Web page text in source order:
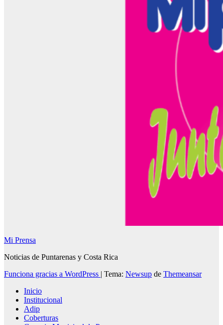
Mi Prensa
Noticias de Puntarenas y Costa Rica
Funciona gracias a WordPress | Tema: Newsup de Themeansar
Inicio
Institucional
Adip
Coberturas